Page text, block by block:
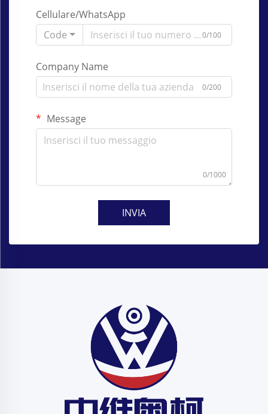
Cellulare/WhatsApp
Code
0/100
Company Name
0/200
Message
0/1000
INVIA